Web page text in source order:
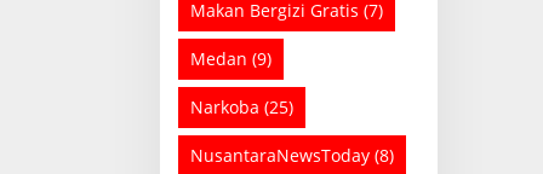
Makan Bergizi Gratis (7)
Medan (9)
Narkoba (25)
NusantaraNewsToday (8)